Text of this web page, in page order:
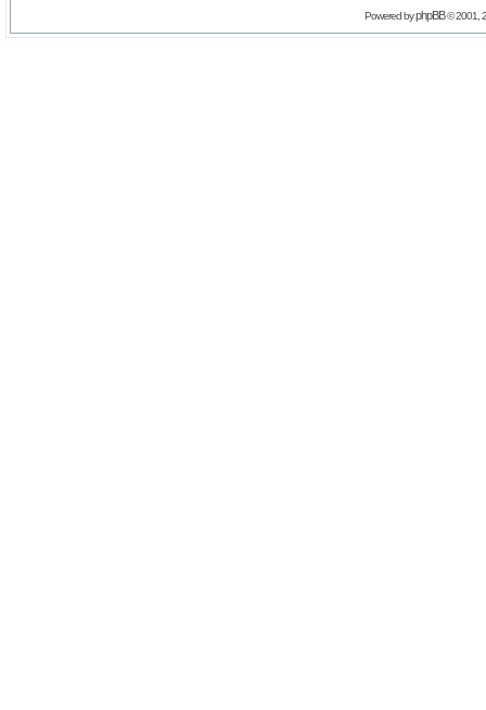
Powered byphpBB© 2001,